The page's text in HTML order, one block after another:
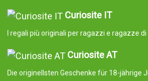
Curiosite IT
I regali più originali per ragazzi e ragazze di
Curiosite AT
Die originellsten Geschenke für 18-jährige